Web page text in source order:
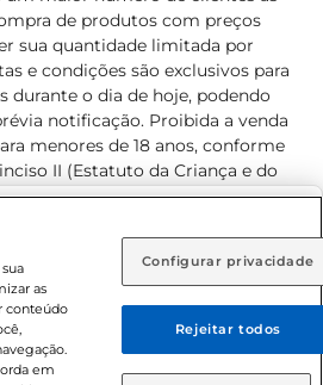
Goiás (GO)
Ou
informe como deseja receber
de produtos com preços
sua quantidade limitada por
e condições são exclusivos para
durante o dia de hoje, podendo
notificação. Proibida a venda
menores de 18 anos, conforme
II (Estatuto da Criança e do
exclusivos para o
as compras on-line é de R$
as
conteúdo
em
Configurar privacidade
Rejeitar todos